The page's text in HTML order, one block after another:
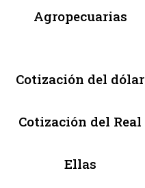
Agropecuarias
Cotización del dólar
Cotización del Real
Ellas